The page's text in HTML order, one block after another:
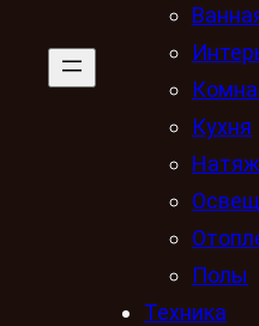
Кухня
Полы
Техника